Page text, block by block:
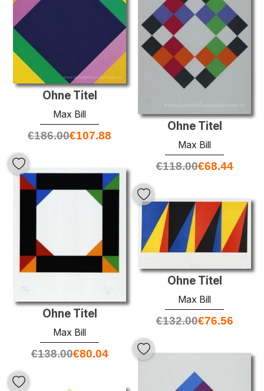
Ohne Titel
Max Bill
€118.00€68.44
Ohne Titel
Max Bill
€186.00€107.88
Ohne Titel
Max Bill
€138.00€80.04
Ohne Titel
Max Bill
€132.00€76.56